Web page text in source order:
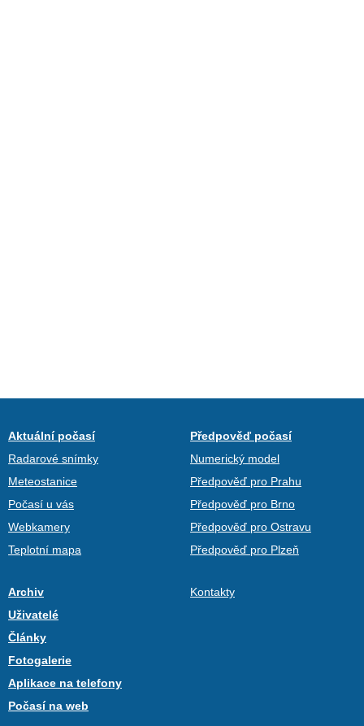
Aktuální počasí
Radarové snímky
Meteostanice
Počasí u vás
Webkamery
Teplotní mapa
Předpověď počasí
Numerický model
Předpověď pro Prahu
Předpověď pro Brno
Předpověď pro Ostravu
Předpověď pro Plzeň
Archiv
Uživatelé
Články
Fotogalerie
Aplikace na telefony
Počasí na web
Kontakty